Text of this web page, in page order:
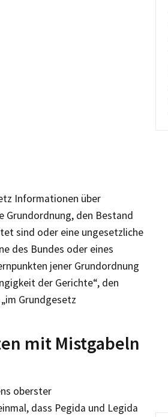
Informationen über
Grundordnung, den Bestand
sind oder eine ungesetzliche
des Bundes oder eines
jener Grundordnung
der Gerichte“, den
Grundgesetz
mit Mistgabeln
oberster
dass Pegida und Legida